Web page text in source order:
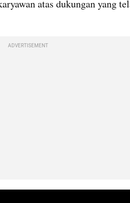
atas dukungan yang
ADVERTISEMENT